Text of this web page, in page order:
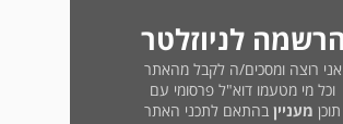
הרשמה לניוזלטר
אני רוצה ומסכים/ה לקבל מהאתר
וכל מי מטעמו דוא"ל פרסומי עם
תוכן מעניין בהתאם לתכני האתר